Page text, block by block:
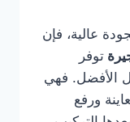
عالية، فإن
توفر
الأفضل. فهي
ورفع